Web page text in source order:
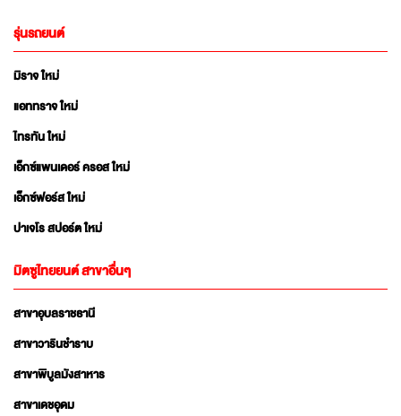
รุ่นรถยนต์
มิราจ ใหม่
แอททราจ ใหม่
ไทรทัน ใหม่
เอ็กซ์แพนเดอร์ ครอส ใหม่
เอ็กซ์ฟอร์ส ใหม่
ปาเจโร สปอร์ต ใหม่
มิตซูไทยยนต์ สาขาอื่นๆ
สาขาอุบลราชธานี
สาขาวารินชำราบ
สาขาพิบูลมังสาหาร
สาขาเดชอุดม